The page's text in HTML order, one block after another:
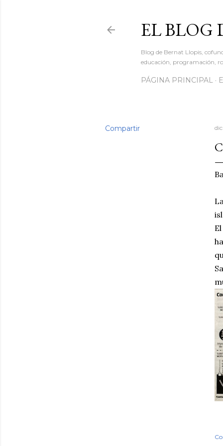
EL BLOG
Blog de Bernat Llopis,
educación, programación,
PÁGINA PRINCIPAL
Compartir